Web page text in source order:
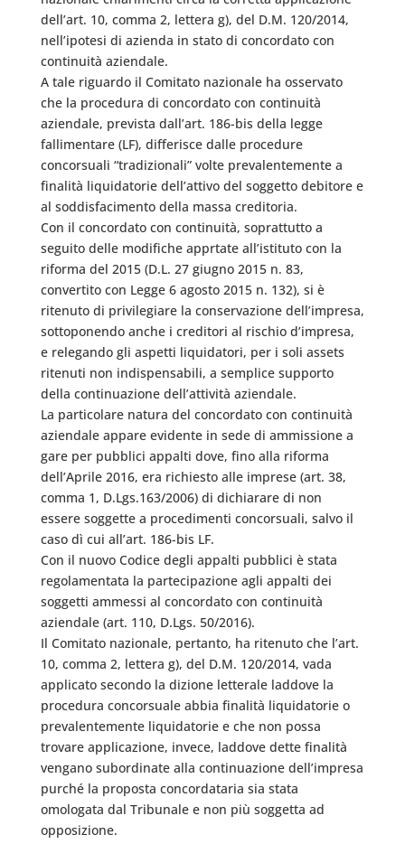
dell’art. 10, comma 2, lettera g), del D.M. 120/2014,
nell’ipotesi di azienda in stato di concordato con
continuità aziendale.
A tale riguardo il Comitato nazionale ha osservato
che la procedura di concordato con continuità
aziendale, prevista dall’art. 186-bis della legge
fallimentare (LF), differisce dalle procedure
concorsuali “tradizionali” volte prevalentemente a
finalità liquidatorie dell’attivo del soggetto debitore e
al soddisfacimento della massa creditoria.
Con il concordato con continuità, soprattutto a
seguito delle modifiche apprtate all’istituto con la
riforma del 2015 (D.L. 27 giugno 2015 n. 83,
convertito con Legge 6 agosto 2015 n. 132), si è
ritenuto di privilegiare la conservazione dell’impresa,
sottoponendo anche i creditori al rischio d’impresa,
e relegando gli aspetti liquidatori, per i soli assets
ritenuti non indispensabili, a semplice supporto
della continuazione dell’attività aziendale.
La particolare natura del concordato con continuità
aziendale appare evidente in sede di ammissione a
gare per pubblici appalti dove, fino alla riforma
dell’Aprile 2016, era richiesto alle imprese (art. 38,
comma 1, D.Lgs.163/2006) di dichiarare di non
essere soggette a procedimenti concorsuali, salvo il
caso dì cui all’art. 186-bis LF.
Con il nuovo Codice degli appalti pubblici è stata
regolamentata la partecipazione agli appalti dei
soggetti ammessi al concordato con continuità
aziendale (art. 110, D.Lgs. 50/2016).
Il Comitato nazionale, pertanto, ha ritenuto che l’art.
10, comma 2, lettera g), del D.M. 120/2014, vada
applicato secondo la dizione letterale laddove la
procedura concorsuale abbia finalità liquidatorie o
prevalentemente liquidatorie e che non possa
trovare applicazione, invece, laddove dette finalità
vengano subordinate alla continuazione dell’impresa
purché la proposta concordataria sia stata
omologata dal Tribunale e non più soggetta ad
opposizione.